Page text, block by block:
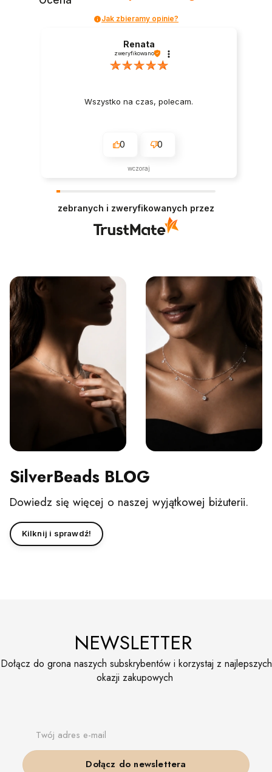
Jak zbieramy opinie?
Renata
zweryfikowano
Wszystko na czas, polecam.
0 0
wczoraj
zebranych i zweryfikowanych przez
SilverBeads BLOG
Dowiedz się więcej o naszej wyjątkowej biżuterii.
Kilknij i sprawdź!
NEWSLETTER
Dołącz do grona naszych subskrybentów i korzystaj z najlepszych
okazji zakupowych
Twój adres e-mail
Dołącz do newslettera